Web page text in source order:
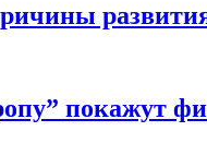
покажут